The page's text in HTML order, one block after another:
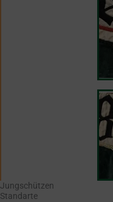
Jungschützen
Standarte